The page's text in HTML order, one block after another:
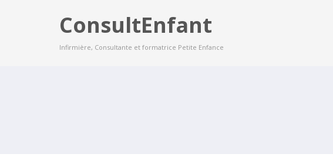
ConsultEnfant
Infirmière, Consultante et formatrice Petite Enfance